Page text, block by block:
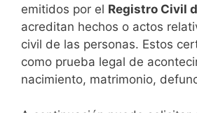
emitidos por el Registro Civil
acreditan hechos o actos
civil de las personas. Estos
como prueba legal de
nacimiento, matrimonio,